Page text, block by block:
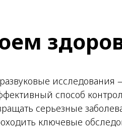
исследования
способ
серьезные
ключевые